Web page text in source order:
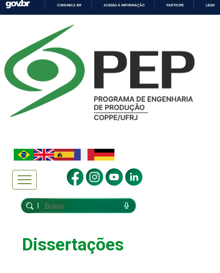
COMUNICA BR ACESSO À INFORMAÇÃO PARTICIPE
Dissertações